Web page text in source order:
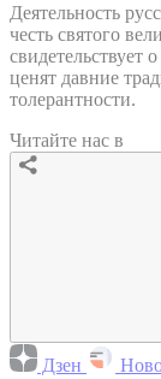
Деятельность
честь святого
свидетельствует
ценят давние
толерантности.
Читайте нас в
Дзен